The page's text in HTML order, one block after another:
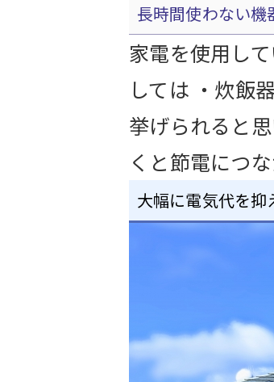
長時間使わない機
家電を使用して
しては ・炊飯
挙げられると
くと節電につ
大幅に電気代を抑